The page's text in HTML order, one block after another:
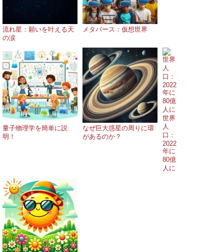
流れ星：願いを叶える天
の涙
メタバース：仮想世界
量子物理学を簡単に説
明！
なぜ巨大惑星の周りに環
があるのか？
世界
人
口：
2022
年に
80億
人に